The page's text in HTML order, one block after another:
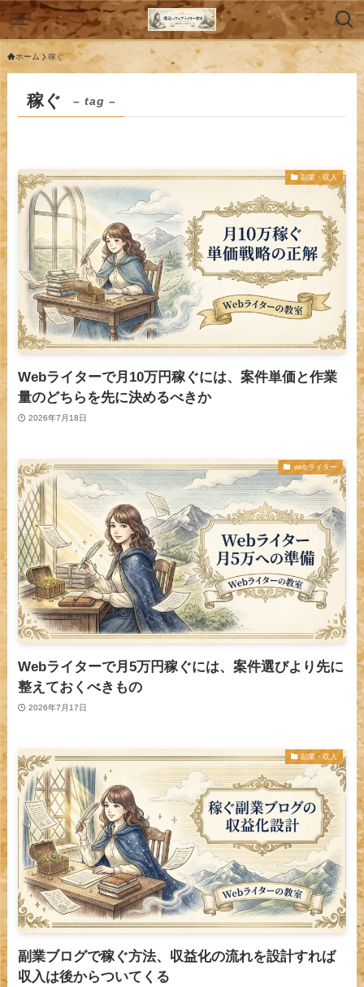
ホーム 稼ぐ
稼ぐ – tag –
副業・収入
Webライターで月10万円稼ぐには、案件単価と作業
量のどちらを先に決めるべきか
2026年7月18日
webライター
Webライターで月5万円稼ぐには、案件選びより先に
整えておくべきもの
2026年7月17日
副業・収入
副業ブログで稼ぐ方法、収益化の流れを設計すれば
収入は後からついてくる